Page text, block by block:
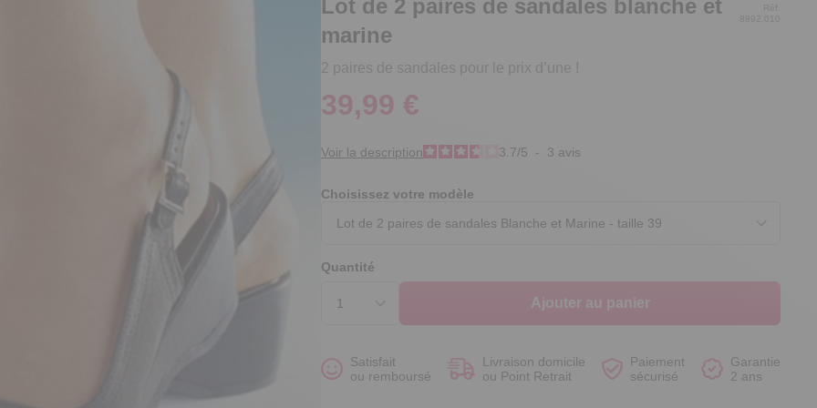
Lot de 2 paires de sandales blanche et
marine
2 paires de sandales pour le prix d’une !
Réf.
8892.010
39,99 €
Voir la description 3.7/5 - 3 avis
Choisissez votre modèle
Quantité
Ajouter au panier
Satisfait
ou remboursé
Livraison domicile
ou Point Retrait
Paiement
sécurisé
Garantie
2 ans